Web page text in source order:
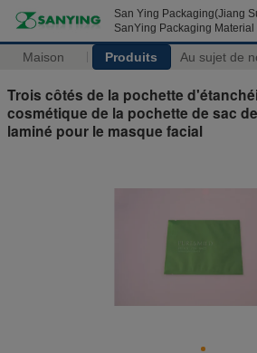
San Ying Packaging(Jiang
SanYing Packaging Material
Maison Produits Au sujet de
Trois côtés de la pochette
cosmétique de la pochette de sac
laminé pour le masque facial